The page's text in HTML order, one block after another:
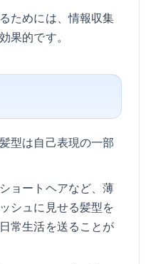
ためには、情報収集
果的です。
型は自己表現の一部
ョートヘアなど、薄
シュに見せる髪型を
常生活を送ることが